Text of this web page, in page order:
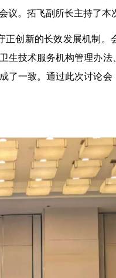
议。拓飞副所长主持了本
创新的长效发展机制。
生技术服务机构管理办
了一致。通过此次讨论